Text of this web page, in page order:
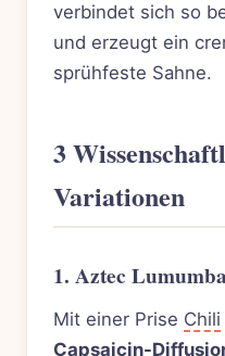
verbindet sich so
und erzeugt ein
sprühfeste Sahne.
3
Variationen
1. Aztec
Mit einer Prise Chili
Capsaicin-